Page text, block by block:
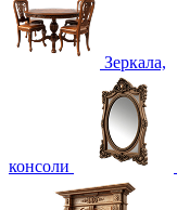
Зеркала,
консоли